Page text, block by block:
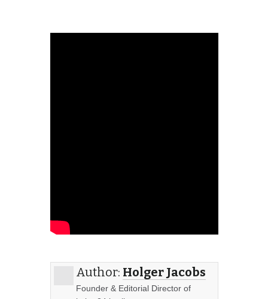
Author: Holger Jacobs
Founder & Editorial Director of